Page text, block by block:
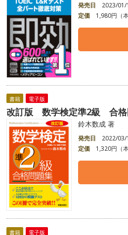
発売日
2023/01/
定価
1,980円（
書籍 電子版
改訂版 数学検定準2級 合格
鈴木数成 著
発売日
2022/03/
定価
1,320円（
書籍 電子版